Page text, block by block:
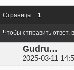
Страницы 1
GudrunMerc
2025-03-11